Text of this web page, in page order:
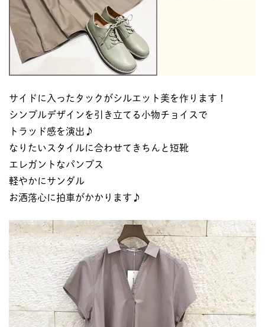
サイドに入ったタックがシルエット美を作ります！
シンプルデザインを引き立てる小物チョイスで
トラッド感を演出♪
なりたいスタイルに合わせてきちんと短靴
エレガントなパンプス
軽やかにサンダル
お洒落心に拍車がかかります♪